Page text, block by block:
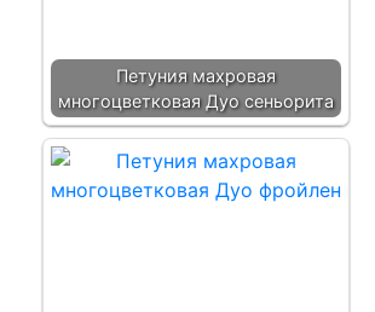
Петуния махровая
многоцветковая Дуо сеньорита